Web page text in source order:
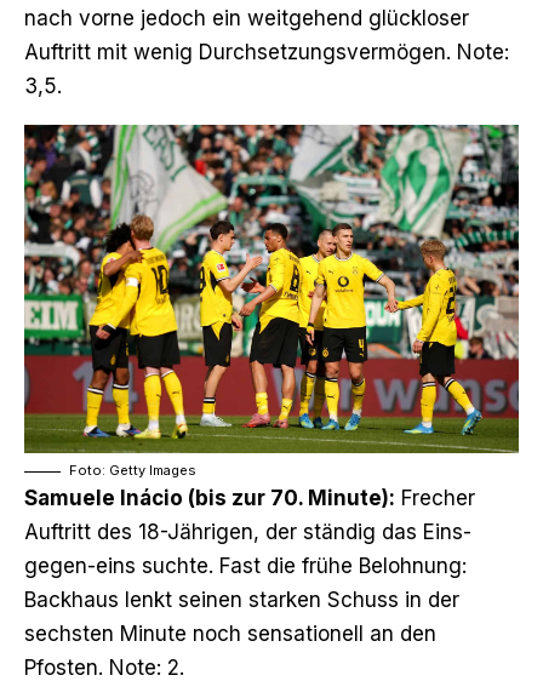
nach vorne jedoch ein weitgehend glückloser
Auftritt mit wenig Durchsetzungsvermögen. Note:
3,5.
Foto: Getty Images
Samuele Inácio (bis zur 70. Minute): Frecher
Auftritt des 18-Jährigen, der ständig das Eins-
gegen-eins suchte. Fast die frühe Belohnung:
Backhaus lenkt seinen starken Schuss in der
sechsten Minute noch sensationell an den
Pfosten. Note: 2.